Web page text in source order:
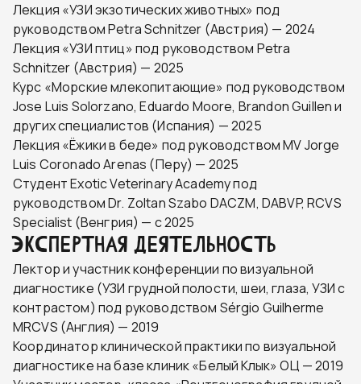
Лекция «УЗИ экзотических животных» под
руководством Petra Schnitzer (Австрия) — 2024
Лекция «УЗИ птиц» под руководством Petra
Schnitzer (Австрия) — 2025
Курс «Морские млекопитающие» под руководством
Jose Luis Solorzano, Eduardo Moore, Brandon Guillen и
других специалистов (Испания) — 2025
Лекция «Ёжики в беде» под руководством MV Jorge
Luis Coronado Arenas (Перу) — 2025
Студент Exotic Veterinary Academy под
руководством Dr. Zoltan Szabo DACZM, DABVP, RCVS
Specialist (Венгрия) — с 2025
ЭКСПЕРТНАЯ ДЕЯТЕЛЬНОСТЬ
Лектор и участник конференции по визуальной
диагностике (УЗИ грудной полости, шеи, глаза, УЗИ с
контрастом) под руководством Sérgio Guilherme
MRCVS (Англия) — 2019
Координатор клинической практики по визуальной
диагностике на базе клиник «Белый Клык» ОЦ — 2019